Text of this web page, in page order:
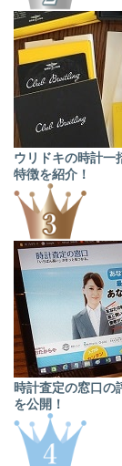
ウリドキの時計一
特徴を紹介！
時計査定の窓口の
を公開！